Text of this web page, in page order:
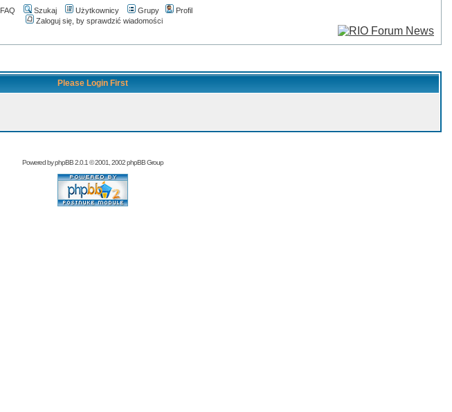
FAQ Szukaj Użytkownicy Grupy
Profil
Zaloguj się, by sprawdzić wiadomości
Please Login First
Powered byphpBB2.0.1 © 2001, 2002 phpBB Group